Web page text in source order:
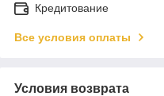
Кредитование
Все условия оплаты
Условия возврата